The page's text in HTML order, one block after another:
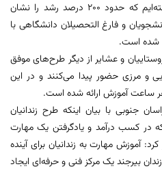
نفر ساعت اجرای مهارت آموزی داشته‌ایم که حدود 200 درصد رشد را نشان
و فارغ التحصیلان دانشگاهی با
شده است.
و عشایر از دیگر طرح‌های موفق
و مرزی حضور پیدا می‌کنند و در این
جنوبی با بیان اینکه طرح زندانیان
در کسب درآمد و یادگرفتن یک مهارت
آموزش مهارت به زندانیان برای آینده
بیرجند یک مرکز فنی و حرفه‌ای ایجاد